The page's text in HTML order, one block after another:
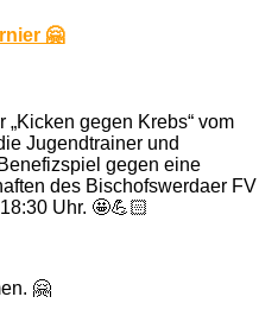
🤗
gegen Krebs“ vom
Jugendtrainer und
gegen eine
des Bischofswerdaer FV
Uhr. 🤩💪🏻
🤗